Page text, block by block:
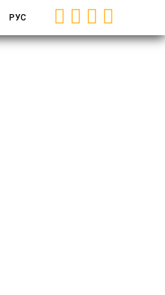
РУС